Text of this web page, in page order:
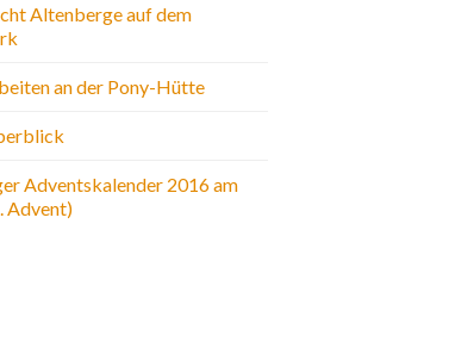
Altenberge auf dem
an der Pony-Hütte
Adventskalender 2016 am
Advent)